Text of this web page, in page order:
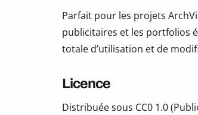
Parfait pour les projets
publicitaires et les portfolios
totale d’utilisation et de
Licence
Distribuée sous CC0 1.0